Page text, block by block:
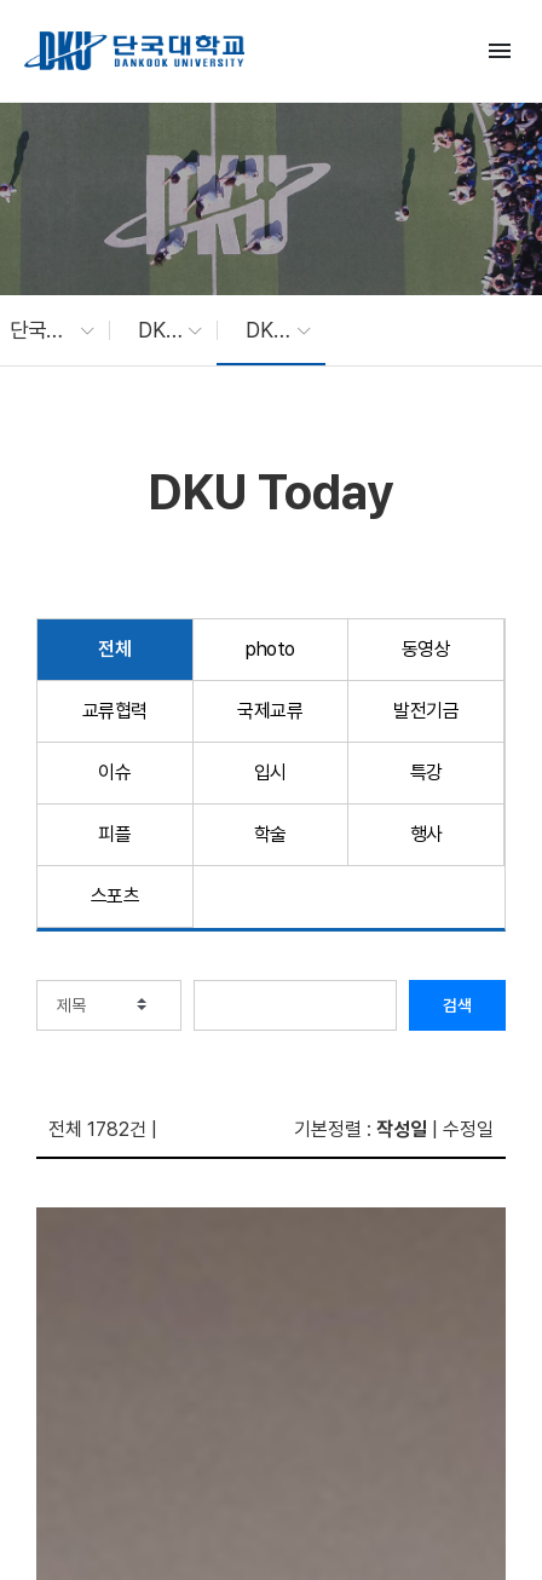
menu
단국대 소식 DKU News DKU Today
DKU Today
전체 photo 동영상
교류협력 국제교류 발전기금
이슈 입시 특강
피플 학술 행사
스포츠
검색
전체 1782건 기본정렬 : 작성일 수정일